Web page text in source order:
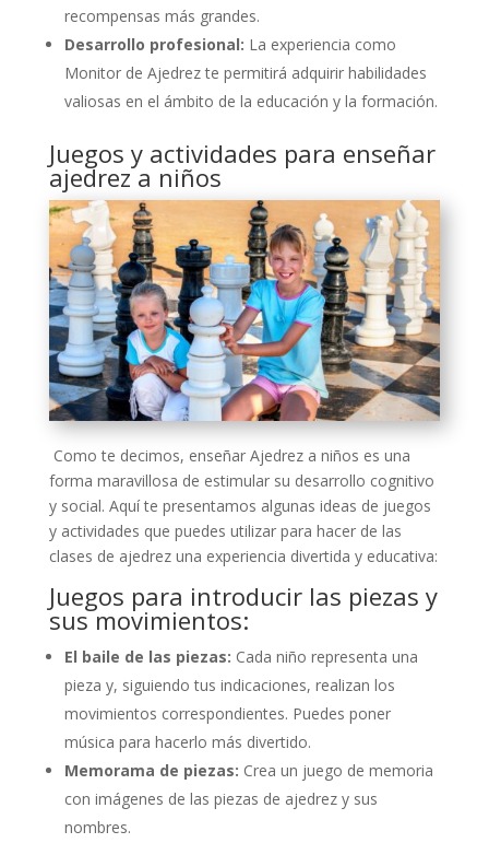
recompensas más grandes.
Desarrollo profesional: La experiencia como
Monitor de Ajedrez te permitirá adquirir habilidades
valiosas en el ámbito de la educación y la formación.
Juegos y actividades para enseñar
ajedrez a niños
Como te decimos, enseñar Ajedrez a niños es una
forma maravillosa de estimular su desarrollo cognitivo
y social. Aquí te presentamos algunas ideas de juegos
y actividades que puedes utilizar para hacer de las
clases de ajedrez una experiencia divertida y educativa:
Juegos para introducir las piezas y
sus movimientos:
El baile de las piezas: Cada niño representa una
pieza y, siguiendo tus indicaciones, realizan los
movimientos correspondientes. Puedes poner
música para hacerlo más divertido.
Memorama de piezas: Crea un juego de memoria
con imágenes de las piezas de ajedrez y sus
nombres.